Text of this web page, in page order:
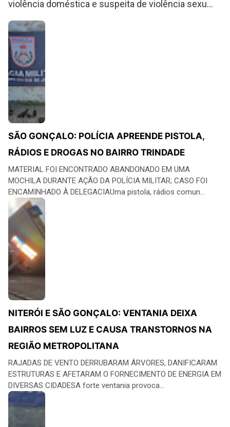
violência doméstica e suspeita de violência sexu...
SÃO GONÇALO: POLÍCIA APREENDE PISTOLA,
RÁDIOS E DROGAS NO BAIRRO TRINDADE
MATERIAL FOI ENCONTRADO ABANDONADO EM UMA
MOCHILA DURANTE AÇÃO DA POLÍCIA MILITAR; CASO FOI
ENCAMINHADO À DELEGACIAUma pistola, rádios comun...
NITERÓI E SÃO GONÇALO: VENTANIA DEIXA
BAIRROS SEM LUZ E CAUSA TRANSTORNOS NA
REGIÃO METROPOLITANA
RAJADAS DE VENTO DERRUBARAM ÁRVORES, DANIFICARAM
ESTRUTURAS E AFETARAM O FORNECIMENTO DE ENERGIA EM
DIVERSAS CIDADESA forte ventania provoca...